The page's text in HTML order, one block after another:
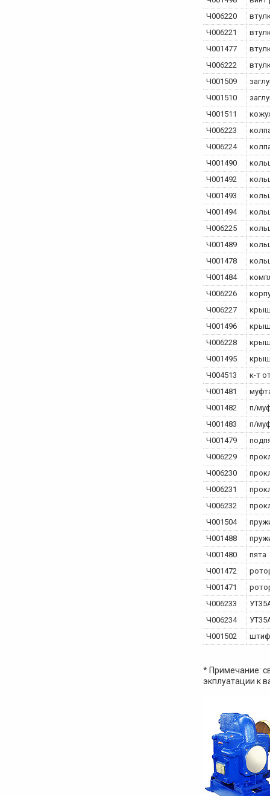
Ч006220
Ч006221
Ч001477
Ч006222
Ч001509
Ч001510
Ч001511
Ч006223
Ч006224
Ч001490
Ч001492
Ч001493
Ч001494
Ч006225
Ч001489
Ч001478
Ч001484
Ч006226
Ч006227
Ч001496
Ч006228
Ч001495
Ч004513
к-т
Ч001481
Ч001482
п/
Ч001483
п/
Ч001479
Ч006229
Ч006230
Ч006231
Ч006232
Ч001504
Ч001488
Ч001480
пята
Ч001472
Ч001471
Ч006233
Ч006234
Ч001502
* Примечание:
экплуатации к